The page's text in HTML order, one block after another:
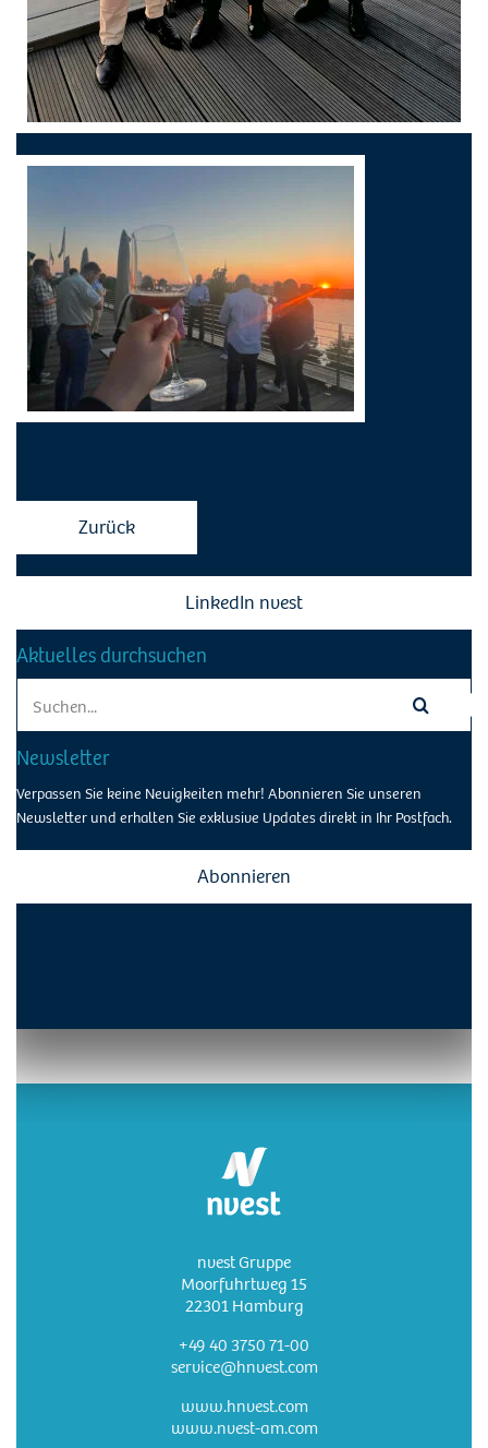
Zurück
LinkedIn nvest
Aktuelles durchsuchen
for:
Newsletter
Verpassen Sie keine Neuigkeiten mehr! Abonnieren Sie unseren
Newsletter und erhalten Sie exklusive Updates direkt in Ihr Postfach.
Abonnieren
nvest Gruppe
Moorfuhrtweg 15
22301 Hamburg
+49 40 3750 71-00
service@hnvest.com
www.hnvest.com
www.nvest-am.com